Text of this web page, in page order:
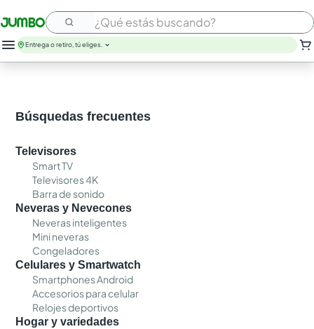
¿Qué estás buscando?
papel higienico
galletas
aceite
queso
pollo
Entrega o retiro, tú eliges.
Búsquedas frecuentes
Televisores
Smart TV
Televisores 4K
Barra de sonido
Neveras y Nevecones
Neveras inteligentes
Mini neveras
Congeladores
Celulares y Smartwatch
Smartphones Android
Accesorios para celular
Relojes deportivos
Hogar y variedades